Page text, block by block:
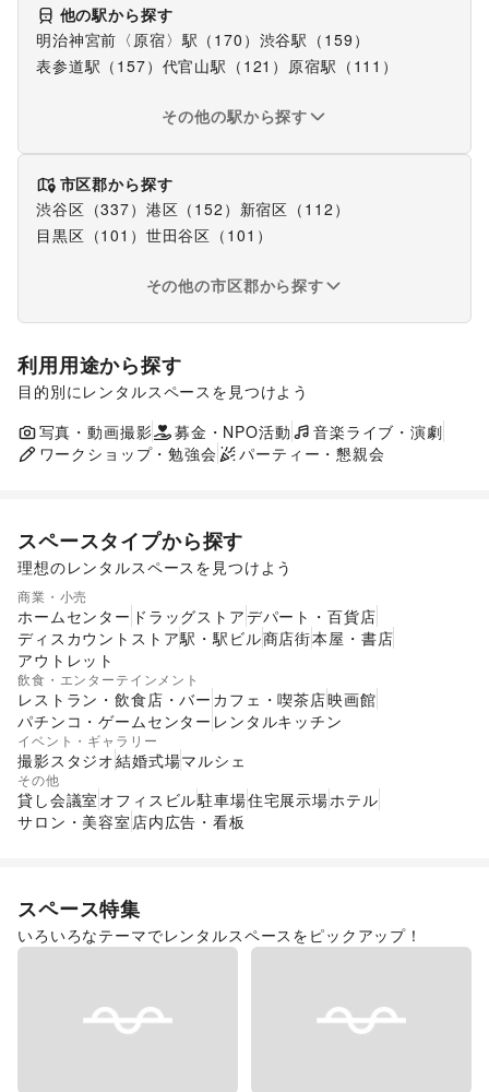
他の駅から探す
明治神宮前〈原宿〉駅 （ 170 ） 渋谷駅 （ 159 ）
表参道駅 （ 157） 代官山駅 （ 121 ） 原宿駅 （ 111 ）
その他の駅から探す
市区郡から探す
渋谷区 （337） 港区 （ 152 ） 新宿区 （ 112 ）
目黒区 （101 ） 世田谷区 （ 101 ）
その他の市区郡から探す
利用用途から探す
目的別にレンタルスペースを見つけよう
食品販売 販促イベント
展示会・個展 キッチンカー・移動販売
写真・動画撮影 募金・NPO活動
音楽ライブ・演劇
ワークショップ・勉強会
パーティー・懇親会
スペースタイプから探す
理想のレンタルスペースを見つけよう
ショッピングモール
ギャラリー・貸し画廊
商業・小売
ホームセンター ドラッグストアデパート・百貨店
ディスカウントストア駅・駅ビル商店街本屋・書店
アウトレット
飲食・エンターテインメント
レストラン・飲食店・バー カフェ・喫茶店映画館
パチンコ・ゲームセンター レンタルキッチン
イベント・ギャラリー
撮影スタジオ結婚式場マルシェ
その他
貸し会議室 オフィスビル駐車場住宅展示場ホテル
サロン・美容室 店内広告・看板
スペース特集
いろいろなテーマでレンタルスペースをピックアップ！